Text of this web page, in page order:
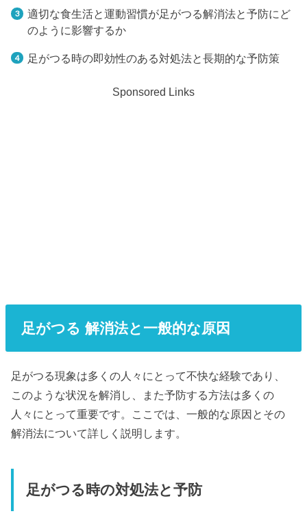
適切な食生活と運動習慣が足がつる解消法と予防にど
のように影響するか
足がつる時の即効性のある対処法と長期的な予防策
Sponsored Links
足がつる 解消法と一般的な原因
足がつる現象は多くの人々にとって不快な経験であり、
このような状況を解消し、また予防する方法は多くの
人々にとって重要です。ここでは、一般的な原因とその
解消法について詳しく説明します。
足がつる時の対処法と予防